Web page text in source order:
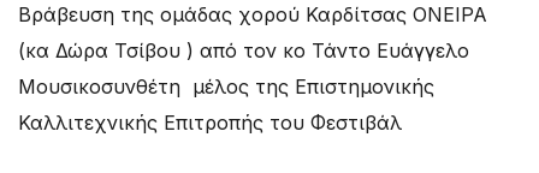
Βράβευση της ομάδας χορού Καρδίτσας ΟΝΕΙΡΑ
(κα Δώρα Τσίβου ) από τον κο Τάντο Ευάγγελο
Μουσικοσυνθέτη μέλος της Επιστημονικής
Καλλιτεχνικής Επιτροπής του Φεστιβάλ